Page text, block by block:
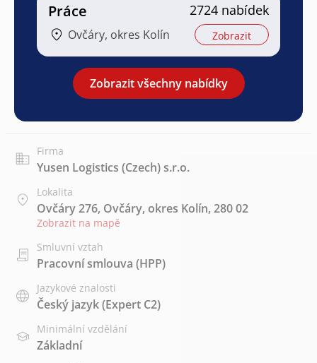
Práce
Ovčáry, okres Kolín
2724 nabídek
Zobrazit
Zobrazit všechny nabídky
Firma
Yusen Logistics (Czech) s.r.o.
Lokalita
Ovčáry 276, Ovčáry, okres Kolín, 280 02
Zobrazit na mapě
Smluvní vztah
Pracovní smlouva (HPP)
Jazykové znalosti
Český jazyk(Expert C2)
Minimální vzdělání
Základní